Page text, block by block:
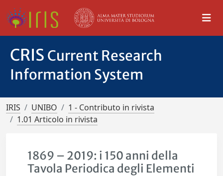
CRIS Current Research
Information System
IRIS UNIBO
1 - Contributo in rivista
1.01 Articolo in rivista
1869 – 2019: i 150 anni della
Tavola Periodica degli Elementi